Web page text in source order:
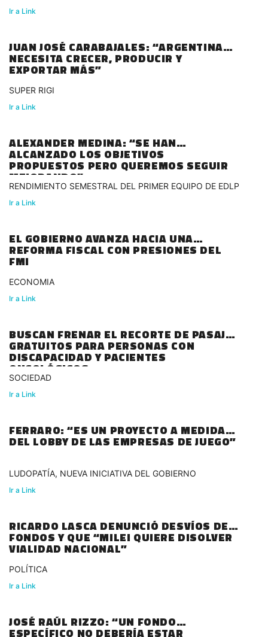
Ir a Link
JUAN JOSÉ CARABAJALES: “ARGENTINA
NECESITA CRECER, PRODUCIR Y
EXPORTAR MÁS”
SUPER RIGI
Ir a Link
ALEXANDER MEDINA: “SE HAN
ALCANZADO LOS OBJETIVOS
PROPUESTOS PERO QUEREMOS SEGUIR
MEJORANDO”
RENDIMIENTO SEMESTRAL DEL PRIMER EQUIPO DE EDLP
Ir a Link
EL GOBIERNO AVANZA HACIA UNA
REFORMA FISCAL CON PRESIONES DEL
FMI
ECONOMIA
Ir a Link
BUSCAN FRENAR EL RECORTE DE PASAJES
GRATUITOS PARA PERSONAS CON
DISCAPACIDAD Y PACIENTES
ONCOLÓGICOS
SOCIEDAD
Ir a Link
FERRARO: “ES UN PROYECTO A MEDIDA
DEL LOBBY DE LAS EMPRESAS DE JUEGO”
LUDOPATÍA, NUEVA INICIATIVA DEL GOBIERNO
Ir a Link
RICARDO LASCA DENUNCIÓ DESVÍOS DE
FONDOS Y QUE “MILEI QUIERE DISOLVER
VIALIDAD NACIONAL”
POLÍTICA
Ir a Link
JOSÉ RAÚL RIZZO: “UN FONDO
ESPECÍFICO NO DEBERÍA ESTAR